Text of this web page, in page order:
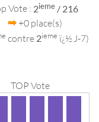
Vote : 2ieme / 216
+0 place(s)
contre 2ieme ï¿½ J-7)
TOP Vote